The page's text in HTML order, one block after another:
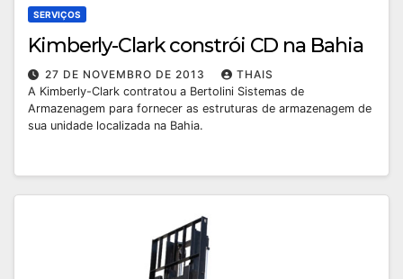
SERVIÇOS
Kimberly-Clark constrói CD na Bahia
27 DE NOVEMBRO DE 2013
THAIS
A Kimberly-Clark contratou a Bertolini Sistemas de
Armazenagem para fornecer as estruturas de armazenagem de
sua unidade localizada na Bahia.